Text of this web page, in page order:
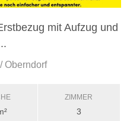
mit Aufzug und
Oberndorf
ZIMMER
3